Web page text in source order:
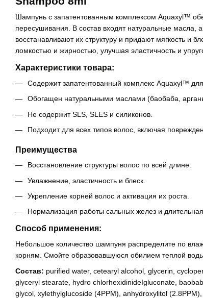
Шампунь с запатентованным комплексом Aquaxyl™
пересушивания. В состав входят натуральные масла,
восстанавливают их структуру и придают мягкость и
ломкостью и жирностью, улучшая эластичность и
Характеристики товара:
Содержит запатентованный комплекс Aquaxyl™
Обогащен натуральными маслами (баобаба,
Не содержит SLS, SLES и силиконов.
Подходит для всех типов волос, включая
Преимущества
Восстановление структуры волос по всей длине.
Увлажнение, эластичность и блеск.
Укрепление корней волос и активация их роста.
Нормализация работы сальных желез и
Способ применения:
Небольшое количество шампуня распределите по
корням. Смойте образовавшуюся обилием теплой
Состав: purified water, cetearyl alcohol, glycerin,
glyceryl stearate, hydro chlorhexidinideIgluconate,
glycol, xylethylglucoside (4PPM), anhydroxylitol